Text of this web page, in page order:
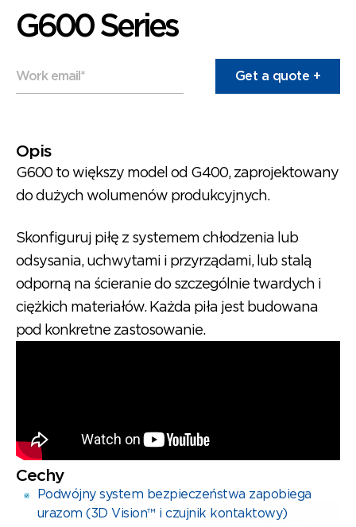
G600 Series
Work email*
Opis
G600 to większy model od G400, zaprojektowany
do dużych wolumenów produkcyjnych.
Skonfiguruj piłę z systemem chłodzenia lub
odsysania, uchwytami i przyrządami, lub stalą
odporną na ścieranie do szczególnie twardych i
ciężkich materiałów. Każda piła jest budowana
pod konkretne zastosowanie.
Cechy
Podwójny system bezpieczeństwa zapobiega
urazom (3D Vision™ i czujnik kontaktowy)